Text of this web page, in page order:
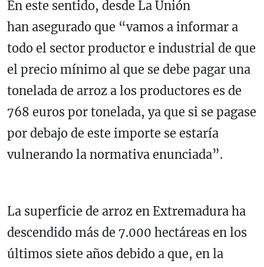
En este sentido, desde La Unión
han asegurado que “vamos a informar a
todo el sector productor e industrial de que
el precio mínimo al que se debe pagar una
tonelada de arroz a los productores es de
768 euros por tonelada, ya que si se pagase
por debajo de este importe se estaría
vulnerando la normativa enunciada”.
La superficie de arroz en Extremadura ha
descendido más de 7.000 hectáreas en los
últimos siete años debido a que, en la